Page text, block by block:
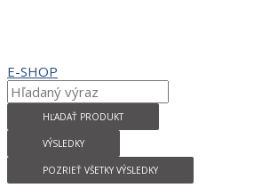
E-SHOP
HĽADAŤ PRODUKT
VÝSLEDKY
POZRIEŤ VŠETKY VÝSLEDKY